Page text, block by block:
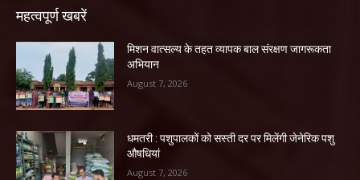
महत्वपूर्ण खबरें
मिशन वात्सल्य के तहत व्यापक बाल संरक्षण जागरूकता
अभियान
August 7, 2026
धमतरी : पशुपालकों को सस्ती दर पर मिलेंगी जेनेरिक पशु
औषधियां
August 7, 2026